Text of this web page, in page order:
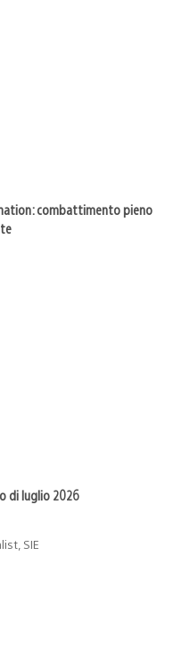
combattimento pieno
di luglio 2026
SIE